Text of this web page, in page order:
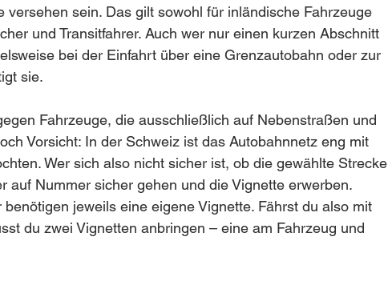
versehen sein. Das gilt sowohl für inländische Fahrzeuge
und Transitfahrer. Auch wer nur einen kurzen Abschnitt
bei der Einfahrt über eine Grenzautobahn oder zur
sie.
Fahrzeuge, die ausschließlich auf Nebenstraßen und
Vorsicht: In der Schweiz ist das Autobahnnetz eng mit
Wer sich also nicht sicher ist, ob die gewählte Strecke
auf Nummer sicher gehen und die Vignette erwerben.
jeweils eine eigene Vignette. Fährst du also mit
du zwei Vignetten anbringen – eine am Fahrzeug und